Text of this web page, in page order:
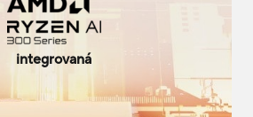
integrovaná